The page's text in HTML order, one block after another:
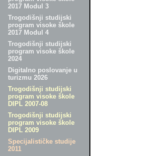
2017 Modul 3
Trogodišnji studijski
program visoke škole
2017 Modul 4
Trogodišnji studijski
program visoke škole
2024
Digitalno poslovanje u
turizmu 2026
Trogodišnji studijski
program visoke škole
DIPL 2007-08
Trogodišnji studijski
program visoke škole
DIPL 2009
Specijalističke studije
2011